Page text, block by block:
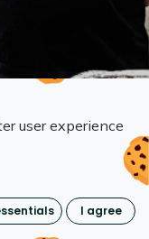
user experience
I agree